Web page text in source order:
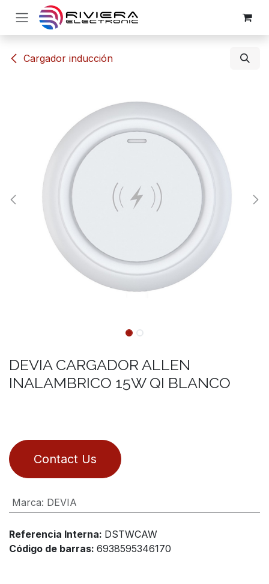
Ir al contenido
​​Cargador inducción
DEVIA CARGADOR ALLEN
INALAMBRICO 15W QI BLANCO
Contact Us
Marca: DEVIA
Referencia Interna: DSTWCAW
Código de barras: 6938595346170